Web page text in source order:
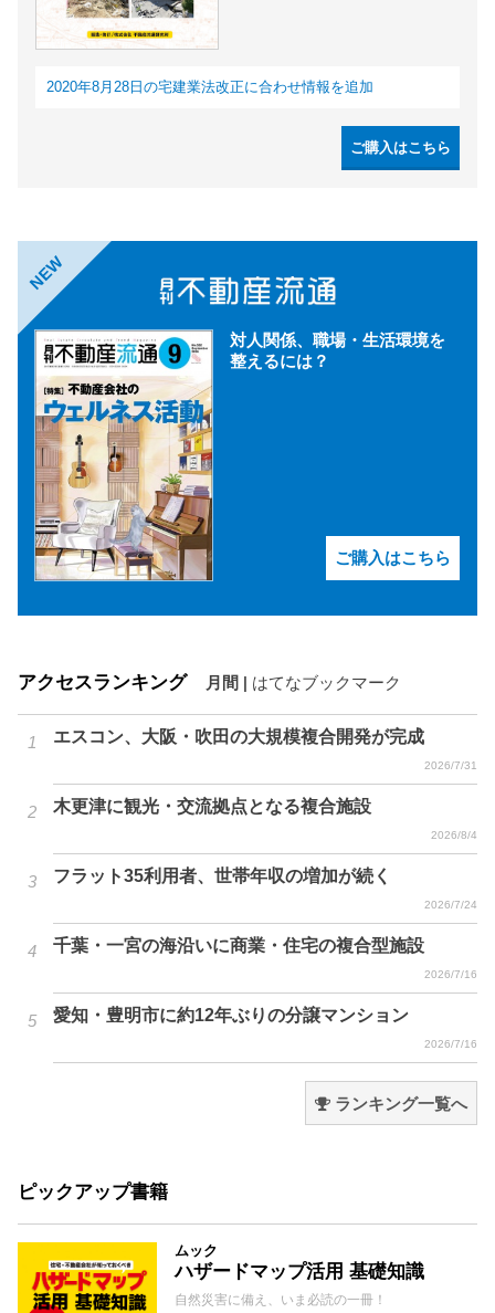
2020年8月28日の宅建業法改正に合わせ情報を追加
ご購入はこちら
NEW
対人関係、職場・生活環境を
整えるには？
ご購入はこちら
アクセスランキング 月間 はてなブックマーク
エスコン、大阪・吹田の大規模複合開発が完成
2026/7/31
木更津に観光・交流拠点となる複合施設
2026/8/4
フラット35利用者、世帯年収の増加が続く
2026/7/24
千葉・一宮の海沿いに商業・住宅の複合型施設
2026/7/16
愛知・豊明市に約12年ぶりの分譲マンション
2026/7/16
ランキング一覧へ
ピックアップ書籍
ムック
ハザードマップ活用 基礎知識
自然災害に備え、いま必読の一冊！